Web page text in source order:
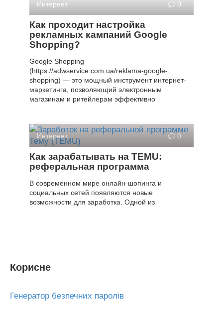
Интернет
0
Как проходит настройка
рекламных кампаний Google
Shopping?
Google Shopping
(https://adwservice.com.ua/reklama-google-
shopping) — это мощный инструмент интернет-
маркетинга, позволяющий электронным
магазинам и ритейлерам эффективно
Интернет 0
Как зарабатывать на TEMU:
реферальная программа
В современном мире онлайн-шопинга и
социальных сетей появляются новые
возможности для заработка. Одной из
Корисне
Генератор безпечних паролів